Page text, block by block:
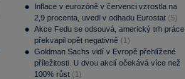
Inflace v eurozóně v červenci vzrostla na
2,9 procenta, uvedl v odhadu Eurostat (5)
Akce Fedu se odsouvá, americký trh práce
překvapil opět negativně (1)
Goldman Sachs vidí v Evropě přehlížené
příležitosti. U dvou akcií očekává více než
100% růst (1)